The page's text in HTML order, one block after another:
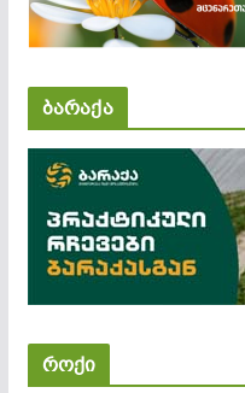
ბარაქა
როქი